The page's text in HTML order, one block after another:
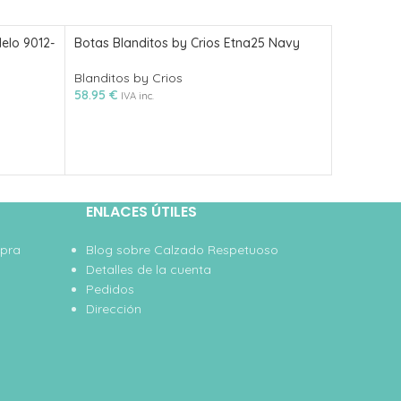
9012- Botas Blanditos by Crios Etna25 Navy
Blanditos by Crios
58.95 € IVA inc.
ENLACES ÚTILES
Blog sobre Calzado Respetuoso
Detalles de la cuenta
Pedidos
Dirección